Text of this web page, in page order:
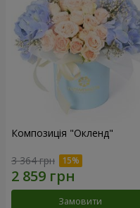
Композиція "Окленд"
3 364 грн
Замовити